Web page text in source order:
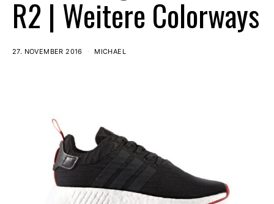
R2 | Weitere Colorways
27. NOVEMBER 2016 MICHAEL